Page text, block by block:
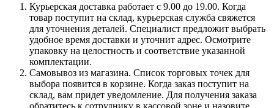
Курьерская доставка работает с 9.00 до 19.00. Когда
товар поступит на склад, курьерская служба свяжется
для уточнения деталей. Специалист предложит выбрать
удобное время доставки и уточнит адрес. Осмотрите
упаковку на целостность и соответствие указанной
комплектации.
Самовывоз из магазина. Список торговых точек для
выбора появится в корзине. Когда заказ поступит на
склад, вам придет уведомление. Для получения заказа
обратитесь к сотруднику в кассовой зоне и назовите